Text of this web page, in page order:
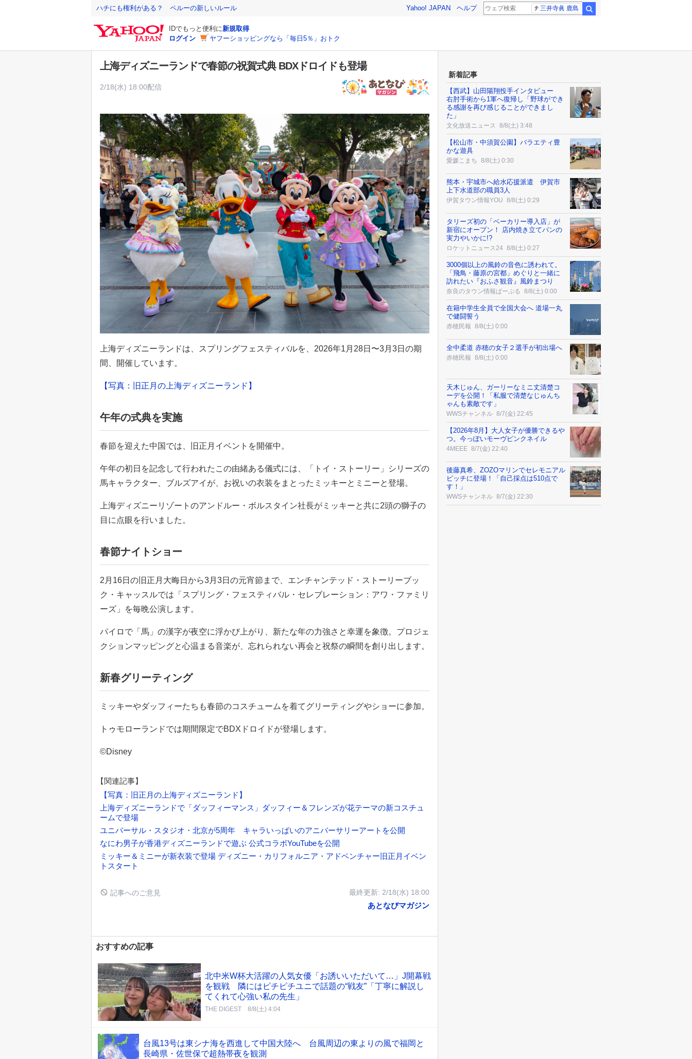
ハチにも権利がある？ ペルーの新しいルール Yahoo! JAPAN ヘルプ 三井寺眞 鹿島
IDでもっと便利に新規取得
ログイン
ヤフーショッピングなら「毎日5％」おトク
上海ディズニーランドで春節の祝賀式典 BDXドロイドも登場
2/18(水) 18:00配信
上海ディズニーランドは、スプリングフェスティバルを、2026年1月28日〜3月3日の期
間、開催しています。
【写真：旧正月の上海ディズニーランド】
午年の式典を実施
春節を迎えた中国では、旧正月イベントを開催中。
午年の初日を記念して行われたこの由緒ある儀式には、「トイ・ストーリー」シリーズの
馬キャラクター、ブルズアイが、お祝いの衣装をまとったミッキーとミニーと登場。
上海ディズニーリゾートのアンドルー・ボルスタイン社長がミッキーと共に2頭の獅子の
目に点眼を行いました。
春節ナイトショー
2月16日の旧正月大晦日から3月3日の元宵節まで、エンチャンテッド・ストーリーブッ
ク・キャッスルでは「スプリング・フェスティバル・セレブレーション：アワ・ファミリ
ーズ」を毎晩公演します。
パイロで「馬」の漢字が夜空に浮かび上がり、新たな年の力強さと幸運を象徴。プロジェ
クションマッピングと心温まる音楽が、忘れられない再会と祝祭の瞬間を創り出します。
新春グリーティング
ミッキーやダッフィーたちも春節のコスチュームを着てグリーティングやショーに参加。
トゥモローランドでは期間限定でBDXドロイドが登場します。
©Disney
【関連記事】
【写真：旧正月の上海ディズニーランド】
上海ディズニーランドで「ダッフィーマンス」ダッフィー＆フレンズが花テーマの新コスチュ
ームで登場
ユニバーサル・スタジオ・北京が5周年 キャラいっぱいのアニバーサリーアートを公開
なにわ男子が香港ディズニーランドで遊ぶ 公式コラボYouTubeを公開
ミッキー＆ミニーが新衣装で登場 ディズニー・カリフォルニア・アドベンチャー旧正月イベン
トスタート
記事へのご意見 最終更新: 2/18(水) 18:00
あとなびマガジン
おすすめの記事
北中米W杯大活躍の人気女優「お誘いいただいて…」J開幕戦
を観戦 隣にはピチピチユニで話題の“戦友”「丁寧に解説し
てくれて心強い私の先生」
THE DIGEST 8/8(土) 4:04
台風13号は東シナ海を西進して中国大陸へ 台風周辺の東よりの風で福岡と
長崎県・佐世保で超熱帯夜を観測
新着記事
【西武】山田陽翔投手インタビュー
右肘手術から1軍へ復帰し「野球ができ
る感謝を再び感じることができまし
た」
文化放送ニュース 8/8(土) 3:48
【松山市・中須賀公園】バラエティ豊
かな遊具
愛媛こまち 8/8(土) 0:30
熊本・宇城市へ給水応援派遣 伊賀市
上下水道部の職員3人
伊賀タウン情報YOU 8/8(土) 0:29
タリーズ初の「ベーカリー導入店」が
新宿にオープン！ 店内焼き立てパンの
実力やいかに!?
ロケットニュース24 8/8(土) 0:27
3000個以上の風鈴の音色に誘われて。
「飛鳥・藤原の宮都」めぐりと一緒に
訪れたい『おふさ観音』風鈴まつり
奈良のタウン情報ぱーぷる 8/8(土) 0:00
在籍中学生全員で全国大会へ 道場一丸
で健闘誓う
赤穂民報 8/8(土) 0:00
全中柔道 赤穂の女子２選手が初出場へ
赤穂民報 8/8(土) 0:00
天木じゅん、ガーリーなミニ丈清楚コ
ーデを公開！「私服で清楚なじゅんち
ゃんも素敵です」
WWSチャンネル 8/7(金) 22:45
【2026年8月】大人女子が優勝できるや
つ。今っぽいモーヴピンクネイル
4MEEE 8/7(金) 22:40
後藤真希、ZOZOマリンでセレモニアル
ピッチに登場！「自己採点は510点で
す！」
WWSチャンネル 8/7(金) 22:30